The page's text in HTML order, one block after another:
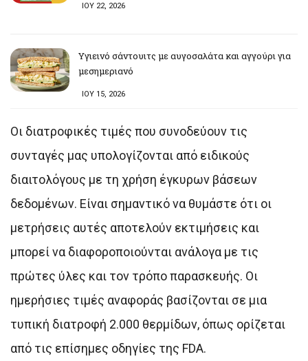
ΙΟΥ 22, 2026
Υγιεινό σάντουιτς με αυγοσαλάτα και αγγούρι για
μεσημεριανό
ΙΟΥ 15, 2026
Οι διατροφικές τιμές που συνοδεύουν τις
συνταγές μας υπολογίζονται από ειδικούς
διαιτολόγους με τη χρήση έγκυρων βάσεων
δεδομένων. Είναι σημαντικό να θυμάστε ότι οι
μετρήσεις αυτές αποτελούν εκτιμήσεις και
μπορεί να διαφοροποιούνται ανάλογα με τις
πρώτες ύλες και τον τρόπο παρασκευής. Οι
ημερήσιες τιμές αναφοράς βασίζονται σε μια
τυπική διατροφή 2.000 θερμίδων, όπως ορίζεται
από τις επίσημες οδηγίες της FDA.